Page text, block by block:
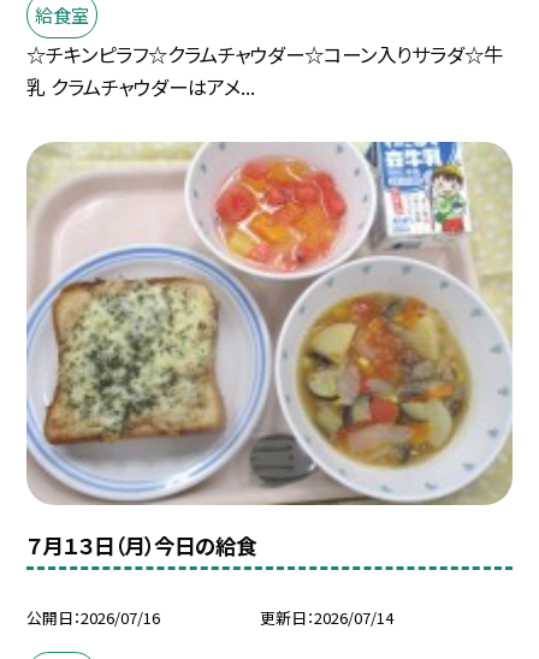
給食室
☆チキンピラフ☆クラムチャウダー☆コーン入りサラダ☆牛
乳 クラムチャウダーはアメ...
７月１３日（月）今日の給食
公開日 2026/07/16 更新日 2026/07/14